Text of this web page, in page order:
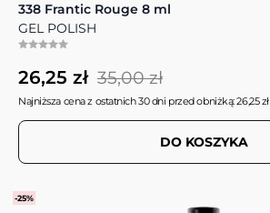
338 Frantic Rouge 8 ml
GEL POLISH
26,25 zł 35,00 zł
Najniższa cena z ostatnich 30 dni przed obniżką: 26,25 zł
DO KOSZYKA
-25%